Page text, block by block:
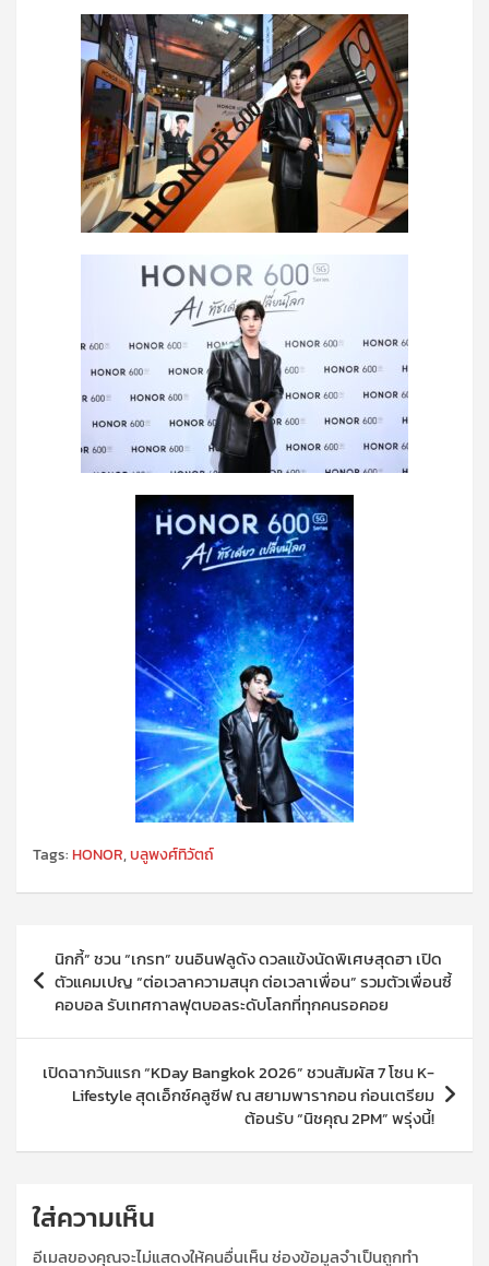
Tags:HONOR,บลูพงศ์ทิวัตถ์
แนะแนว
เรื่องนิกกี้” ชวน “เกรท” ขนอินฟลูดัง ดวลแข้งนัดพิเศษสุดฮา เปิด
ตัวแคมเปญ “ต่อเวลาความสนุก ต่อเวลาเพื่อน” รวมตัวเพื่อนซี้
คอบอล รับเทศกาลฟุตบอลระดับโลกที่ทุกคนรอคอย
เปิดฉากวันแรก “KDay Bangkok 2026” ชวนสัมผัส 7 โซน K-
Lifestyle สุดเอ็กซ์คลูซีฟ ณ สยามพารากอน ก่อนเตรียม
ต้อนรับ “นิชคุณ 2PM” พรุ่งนี้!
ใส่ความเห็น
อีเมลของคุณจะไม่แสดงให้คนอื่นเห็นช่องข้อมูลจำเป็นถูกทำ